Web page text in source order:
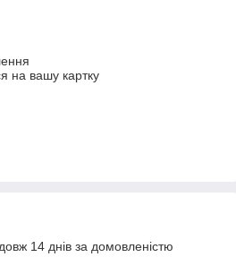
на вашу картку
14 днів за домовленістю